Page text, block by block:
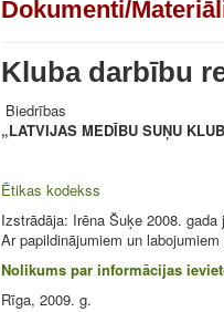
Dokumenti/
Kluba darbību
Biedrības
„LATVIJAS MEDĪBU SUŅU
Ētikas kodekss
Izstrādāja: Irēna Šuķe 2008. gada
Ar papildinājumiem un
Nolikums par informācijas
Rīga, 2009. g.